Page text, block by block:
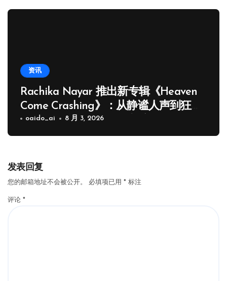
资讯
Rachika Nayar 推出新专辑《Heaven
Come Crashing》：从静谧人声到狂野
Drum and Bass 的华丽蜕变
oaido_ai 8 月 3, 2026
发表回复
您的邮箱地址不会被公开。 必填项已用 * 标注
评论 *